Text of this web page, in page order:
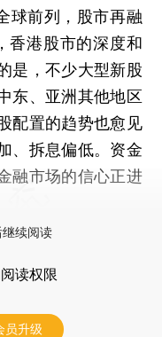
球前列，股市再融
香港股市的深度和
是，不少大型新股
东、亚洲其他地区
配置的趋势也愈见
、拆息偏低。资金
融市场的信心正进
继续阅读
读权限
员升级